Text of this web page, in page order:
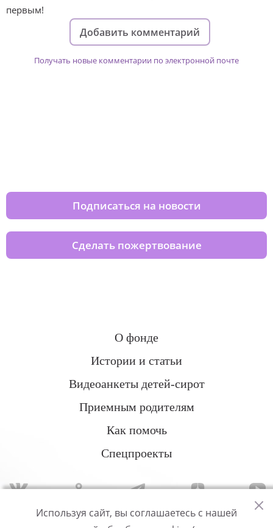
первым!
Добавить комментарий
Получать новые комментарии по электронной почте
Подписаться на новости
Сделать пожертвование
О фонде
Истории и статьи
Видеоанкеты детей-сирот
Приемным родителям
Как помочь
Спецпроекты
Используя сайт, вы соглашаетесь с нашей